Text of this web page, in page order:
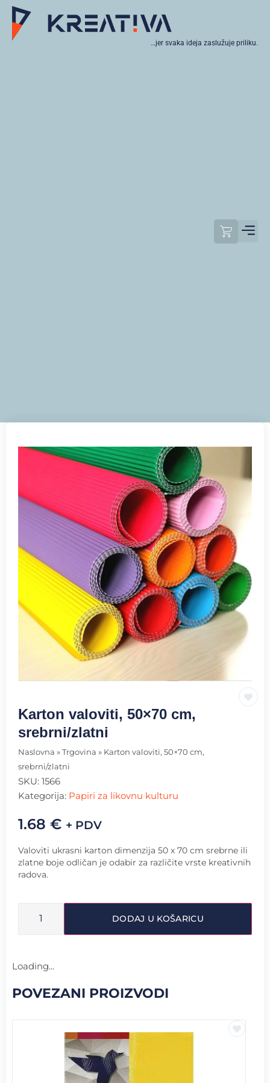
…jer svaka ideja zaslužuje priliku.
Karton valoviti, 50×70 cm,
srebrni/zlatni
Naslovna » Trgovina » Karton valoviti, 50×70 cm,
srebrni/zlatni
SKU: 1566
Kategorija: Papiri za likovnu kulturu
1.68 € + PDV
Valoviti ukrasni karton dimenzija 50 x 70 cm srebrne ili
zlatne boje odličan je odabir za različite vrste kreativnih
radova.
DODAJ U KOŠARICU
Loading...
POVEZANI PROIZVODI